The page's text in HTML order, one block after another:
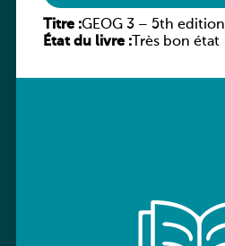
Titre :GEOG 3 – 5th edition
État du livre :Très bon état